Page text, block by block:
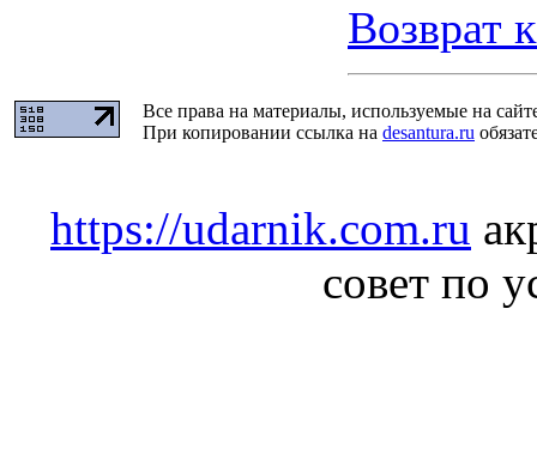
Возврат
Все права на материалы, используемые на
При копировании ссылка на desantura.ru
https://udarnik.com.ru
совет по